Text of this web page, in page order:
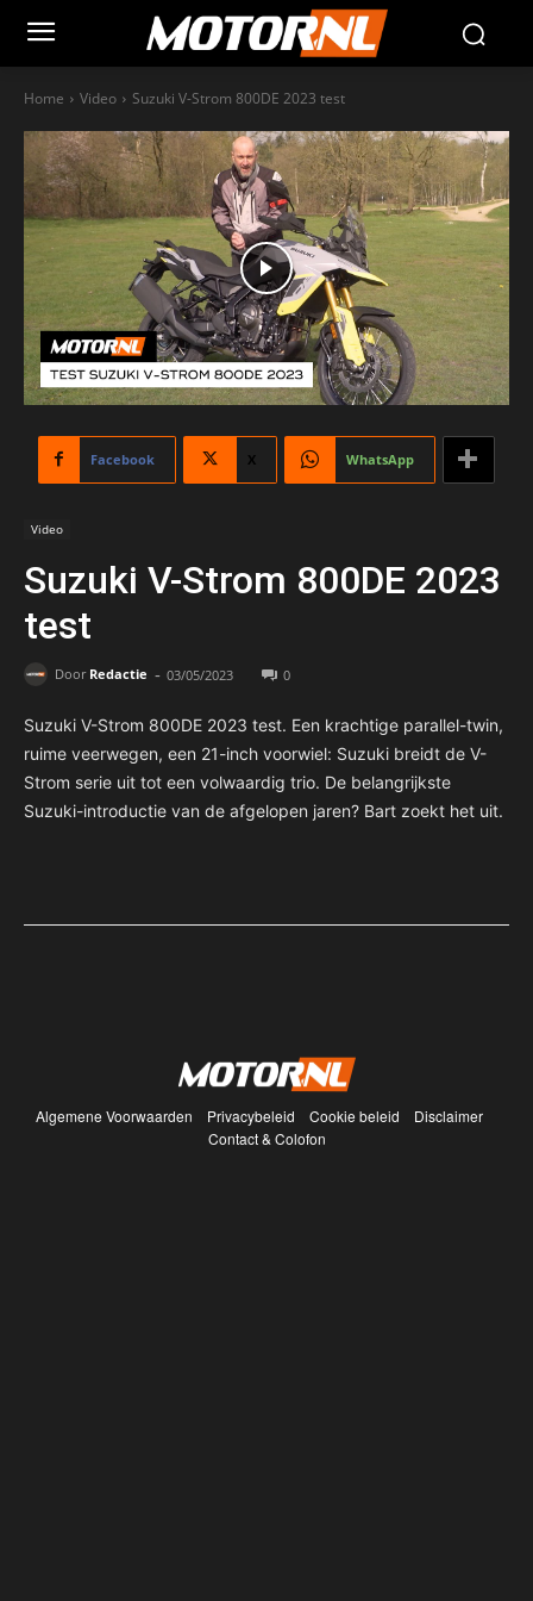
Home Video Suzuki V-Strom 800DE 2023 test
Facebook X WhatsApp
Video
Suzuki V-Strom 800DE 2023
test
Door Redactie - 03/05/2023 0
Suzuki V-Strom 800DE 2023 test. Een krachtige parallel-twin,
ruime veerwegen, een 21-inch voorwiel: Suzuki breidt de V-
Strom serie uit tot een volwaardig trio. De belangrijkste
Suzuki-introductie van de afgelopen jaren? Bart zoekt het uit.
Algemene Voorwaarden Privacybeleid Cookie beleid
Disclaimer
Contact & Colofon